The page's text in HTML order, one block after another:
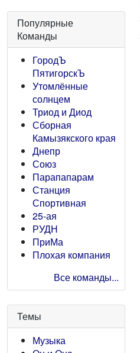
Популярные
Команды
ГородЪ
ПятигорскЪ
Утомлённые
солнцем
Триод и Диод
Сборная
Камызякского края
Днепр
Союз
Парапапарам
Станция
Спортивная
25-ая
РУДН
ПриМа
Плохая компания
Все команды...
Темы
Музыка